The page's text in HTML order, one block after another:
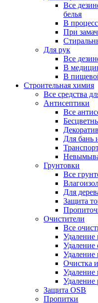
Все
белья
В
При
Для рук
Все
В
В
Строительная химия
Все средства
Антисептики
Все
Для бань
Грунтовки
Все
Для
Защита
Очистители
Все
Удаление
Удаление
Удаление
Очистка
Удаление
Защита OSB
Пропитки